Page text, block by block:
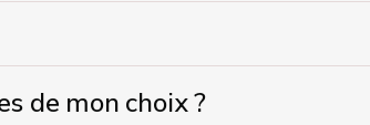
de mon choix ?